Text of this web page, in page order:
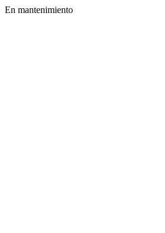
En mantenimiento